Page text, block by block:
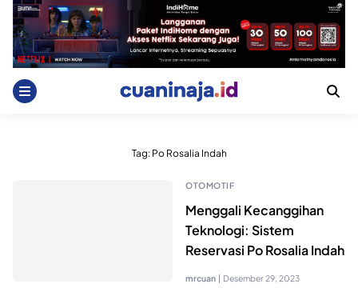
Skip
content
Tag: Po Rosalia Indah
OTOMOTIF
Menggali Kecanggihan
Teknologi: Sistem
Reservasi Po Rosalia Indah
mrcuan | Desember 29, 2023